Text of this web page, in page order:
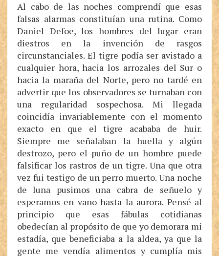
Al cabo de las noches comprendí que esas
falsas alarmas constituían una rutina. Como
Daniel Defoe, los hombres del lugar eran
diestros en la invención de rasgos
circunstanciales. El tigre podía ser avistado a
cualquier hora, hacia los arrozales del Sur o
hacia la maraña del Norte, pero no tardé en
advertir que los observadores se turnaban con
una regularidad sospechosa. Mi llegada
coincidía invariablemente con el momento
exacto en que el tigre acababa de huir.
Siempre me señalaban la huella y algún
destrozo, pero el puño de un hombre puede
falsificar los rastros de un tigre. Una que otra
vez fui testigo de un perro muerto. Una noche
de luna pusimos una cabra de señuelo y
esperamos en vano hasta la aurora. Pensé al
principio que esas fábulas cotidianas
obedecían al propósito de que yo demorara mi
estadía, que beneficiaba a la aldea, ya que la
gente me vendía alimentos y cumplía mis